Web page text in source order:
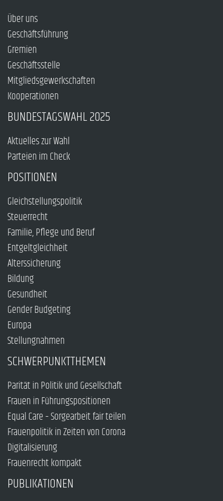
Über uns
Geschäftsführung
Gremien
Geschäftsstelle
Mitgliedsgewerkschaften
Kooperationen
BUNDESTAGSWAHL 2025
Aktuelles zur Wahl
Parteien im Check
POSITIONEN
Gleichstellungspolitik
Steuerrecht
Familie, Pflege und Beruf
Entgeltgleichheit
Alterssicherung
Bildung
Gesundheit
Gender Budgeting
Europa
Stellungnahmen
SCHWERPUNKTTHEMEN
Parität in Politik und Gesellschaft
Frauen in Führungspositionen
Equal Care – Sorgearbeit fair teilen
Frauenpolitik in Zeiten von Corona
Digitalisierung
Frauenrecht kompakt
PUBLIKATIONEN